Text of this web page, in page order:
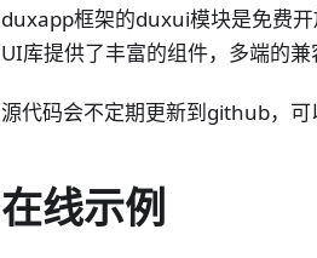
duxapp框架的duxui模块是免费
UI库提供了丰富的组件，多端的兼
源代码会不定期更新到github，
在线示例